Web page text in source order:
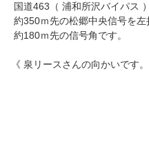
国道463（ 浦和所沢バイパス
約350ｍ先の松郷中央信号を左
約180ｍ先の信号角です。
《 泉リースさんの向かいです。